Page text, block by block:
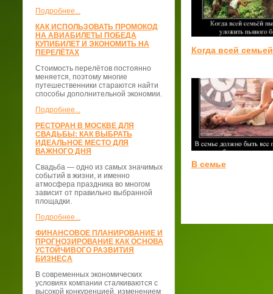
Подробнее...
КАК ИСПОЛЬЗОВАТЬ ПРОМОКОД
НА АВИАБИЛЕТЫ ПОБЕДА
КУПИБИЛЕТ И ЭКОНОМИТЬ НА
ПЕРЕЛЁТАХ
Стоимость перелётов постоянно
меняется, поэтому многие
путешественники стараются найти
способы дополнительной экономии.
Подробнее...
РЕСТОРАН В МОСКВЕ ДЛЯ
СВАДЬБЫ: КАК ВЫБРАТЬ
ИДЕАЛЬНОЕ МЕСТО ДЛЯ
ВАЖНОГО ДНЯ
Свадьба — одно из самых значимых
событий в жизни, и именно
атмосфера праздника во многом
зависит от правильно выбранной
площадки.
Подробнее...
ФИНАНСОВОЕ ПЛАНИРОВАНИЕ И
ПРОГНОЗИРОВАНИЕ КАК ОСНОВА
УСТОЙЧИВОГО РАЗВИТИЯ
БИЗНЕСА
В современных экономических
условиях компании сталкиваются с
высокой конкуренцией, изменением
Когда всей семьей
В семье